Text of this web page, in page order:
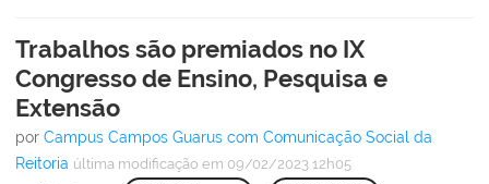
Trabalhos são premiados no IX
Congresso de Ensino, Pesquisa e
Extensão
por Campus Campos Guarus com Comunicação Social da
Reitoria última modificação em 09/02/2023 12h05